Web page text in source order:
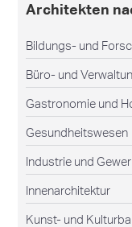
Architekten
Bildungs- und
Büro- und
Gastronomie und
Gesundheitswesen
Industrie und
Innenarchitektur
Kunst- und